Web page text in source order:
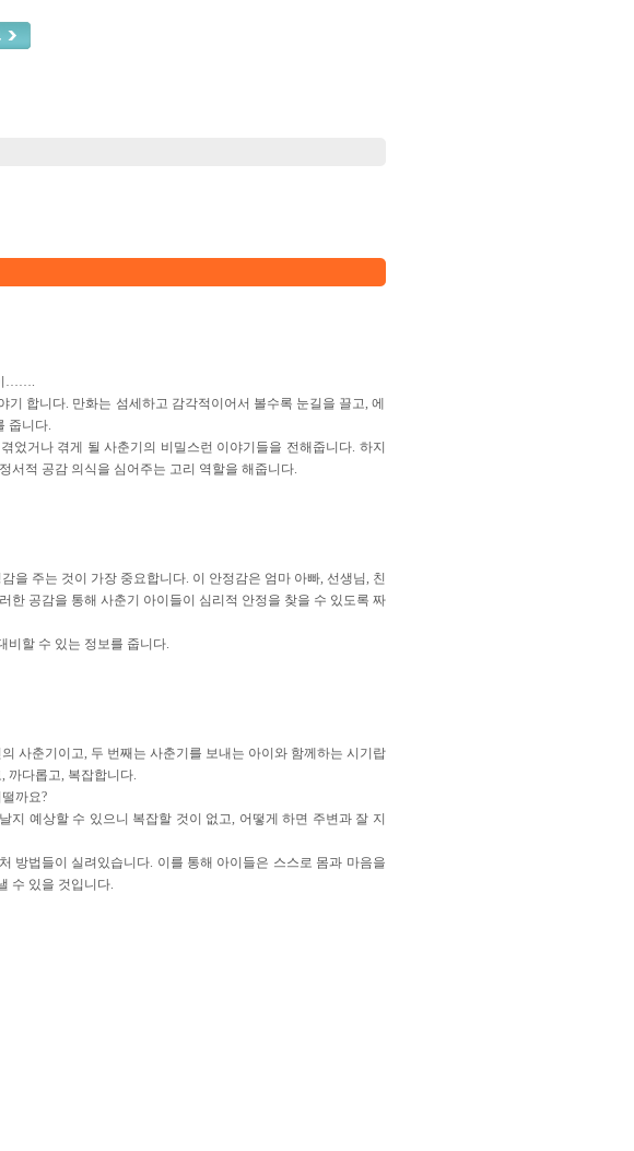
…….
합니다. 만화는 섬세하고 감각적이어서 볼수록 눈길을 끌고, 에
줍니다.
었거나 겪게 될 사춘기의 비밀스런 이야기들을 전해줍니다. 하지
서적 공감 의식을 심어주는 고리 역할을 해줍니다.
을 주는 것이 가장 중요합니다. 이 안정감은 엄마 아빠, 선생님, 친
한 공감을 통해 사춘기 아이들이 심리적 안정을 찾을 수 있도록 짜
비할 수 있는 정보를 줍니다.
사춘기이고, 두 번째는 사춘기를 보내는 아이와 함께하는 시기랍
까다롭고, 복잡합니다.
까요?
지 예상할 수 있으니 복잡할 것이 없고, 어떻게 하면 주변과 잘 지
방법들이 실려있습니다. 이를 통해 아이들은 스스로 몸과 마음을
수 있을 것입니다.